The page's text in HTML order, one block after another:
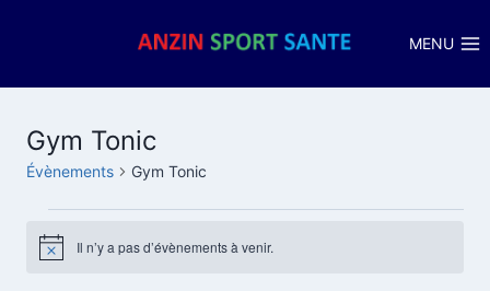
MENU
Gym Tonic
Évènements Gym Tonic
Évènements
Notice Il n’y a pas d’évènements à venir.